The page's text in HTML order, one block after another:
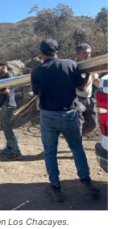
Los Chacayes.